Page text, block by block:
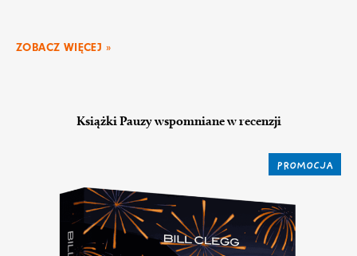
ZOBACZ WIĘCEJ »
Książki Pauzy wspomniane w recenzji
PROMOCJA